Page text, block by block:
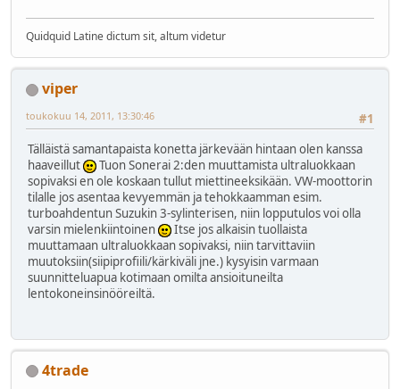
Quidquid Latine dictum sit, altum videtur
viper
#1
toukokuu 14, 2011, 13:30:46
Tälläistä samantapaista konetta järkevään hintaan olen kanssa
haaveillut
Tuon Sonerai 2:den muuttamista ultraluokkaan
sopivaksi en ole koskaan tullut miettineeksikään. VW-moottorin
tilalle jos asentaa kevyemmän ja tehokkaamman esim.
turboahdentun Suzukin 3-sylinterisen, niin lopputulos voi olla
varsin mielenkiintoinen
Itse jos alkaisin tuollaista
muuttamaan ultraluokkaan sopivaksi, niin tarvittaviin
muutoksiin(siipiprofiili/kärkiväli jne.) kysyisin varmaan
suunnitteluapua kotimaan omilta ansioituneilta
lentokoneinsinööreiltä.
4trade